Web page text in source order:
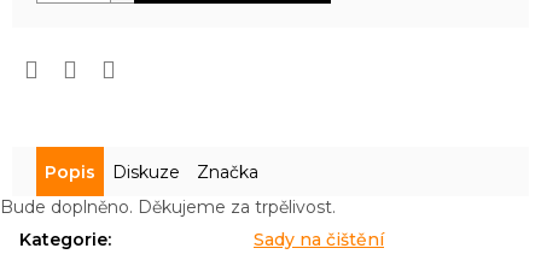
Popis Diskuze
Značka
Bude doplněno. Děkujeme za trpělivost.
Kategorie:
Sady na čištění